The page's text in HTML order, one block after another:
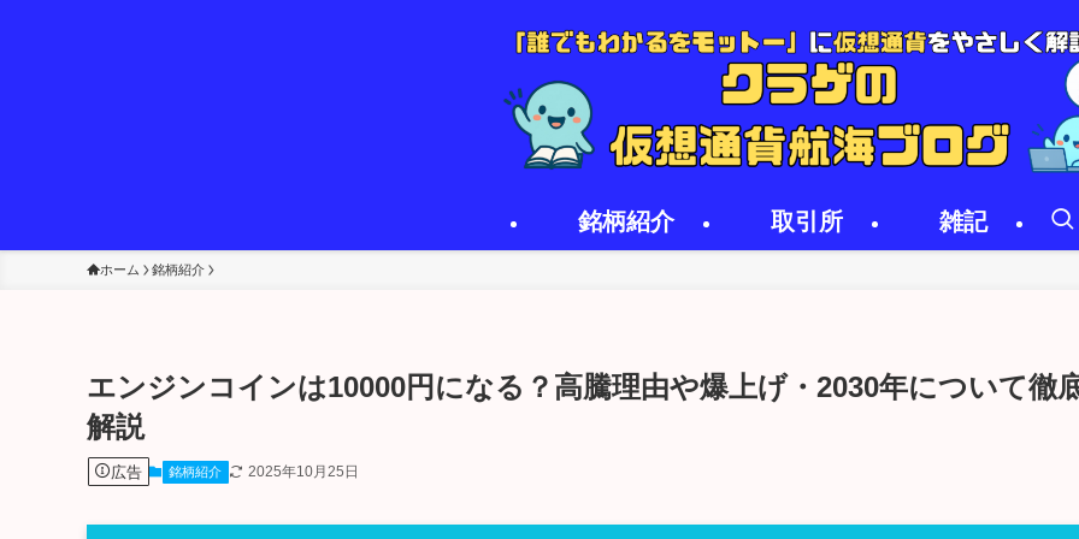
銘柄紹介 取引所 雑記
ホーム 銘柄紹介
エンジンコインは10000円になる？高騰理由や爆上げ・2030年について徹
解説
広告 銘柄紹介 2025年10月25日